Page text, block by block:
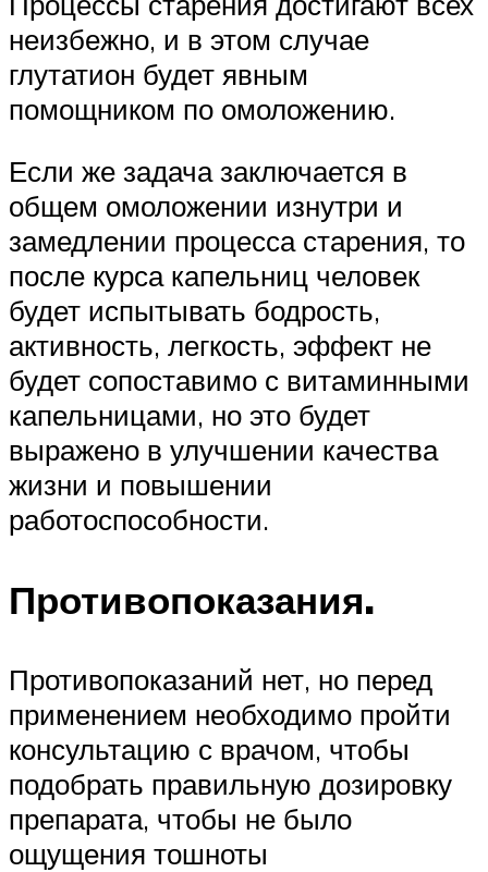
неизбежно, и в этом случае
глутатион будет явным
помощником по омоложению.
Если же задача заключается в
общем омоложении изнутри и
замедлении процесса старения, то
после курса капельниц человек
будет испытывать бодрость,
активность, легкость, эффект не
будет сопоставимо с витаминными
капельницами, но это будет
выражено в улучшении качества
жизни и повышении
работоспособности.
Противопоказания.
Противопоказаний нет, но перед
применением необходимо пройти
консультацию с врачом, чтобы
подобрать правильную дозировку
препарата, чтобы не было
ощущения тошноты